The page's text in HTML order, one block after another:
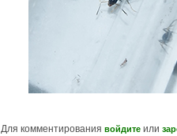
Для комментирования войдите или